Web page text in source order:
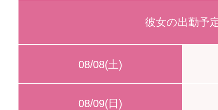
彼女の出勤予
08/08(土)
08/09(日)